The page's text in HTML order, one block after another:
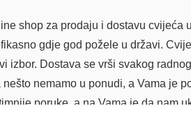
shop za prodaju i dostavu
gdje god požele u državi.
izbor. Dostava se vrši svakog
nemamo u ponudi, a Vama je
poruke, a na Vama je da nam